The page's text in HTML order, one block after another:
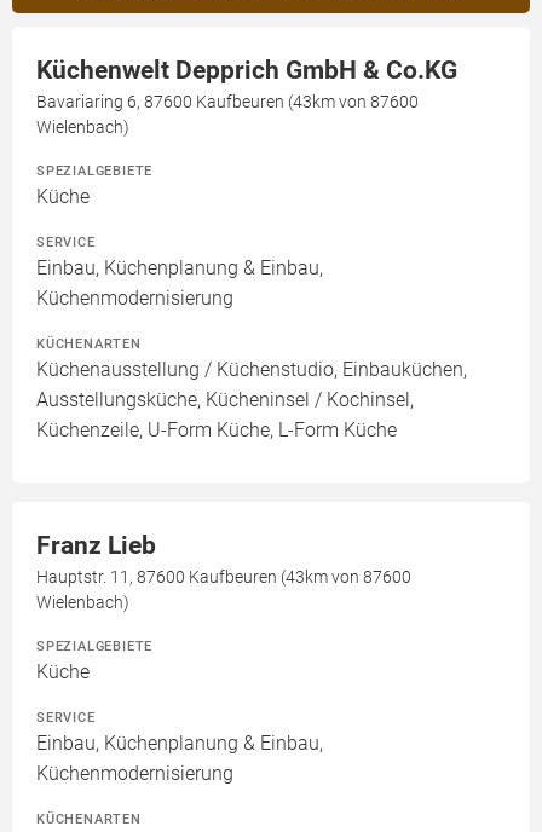
Küchenwelt Depprich GmbH & Co.KG
Bavariaring 6, 87600 Kaufbeuren (43km von 87600
Wielenbach)
SPEZIALGEBIETE
Küche
SERVICE
Einbau, Küchenplanung & Einbau,
Küchenmodernisierung
KÜCHENARTEN
Küchenausstellung / Küchenstudio, Einbauküchen,
Ausstellungsküche, Kücheninsel / Kochinsel,
Küchenzeile, U-Form Küche, L-Form Küche
Franz Lieb
Hauptstr. 11, 87600 Kaufbeuren (43km von 87600
Wielenbach)
SPEZIALGEBIETE
Küche
SERVICE
Einbau, Küchenplanung & Einbau,
Küchenmodernisierung
KÜCHENARTEN